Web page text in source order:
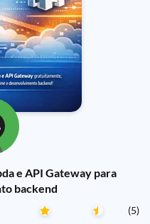
e API Gateway para
backend
(5)